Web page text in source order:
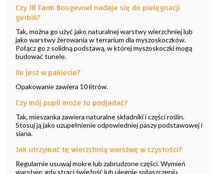
Czy JR Farm Bosgevoel nadaje się do pielęgnacji
gerbili?
Tak, można go użyć jako naturalnej warstwy wierzchniej lub
jako warstwy żerowania w terrarium dla myszoskoczków.
Połącz go z solidną podstawą, w której myszoskoczki mogą
budować tunele.
Ile jest w pakiecie?
Opakowanie zawiera 10 litrów.
Czy mój pupil może to podjadać?
Tak, mieszanka zawiera naturalne składniki i części roślin.
Stosuj ją jako uzupełnienie odpowiedniej paszy podstawowej i
siana.
Jak utrzymać tę wierzchnią warstwę w czystości?
Regularnie usuwaj mokre lub zabrudzone części. Wymień
warstwę, gdy straci świeżość lub ulegnie spłaszczeniu.